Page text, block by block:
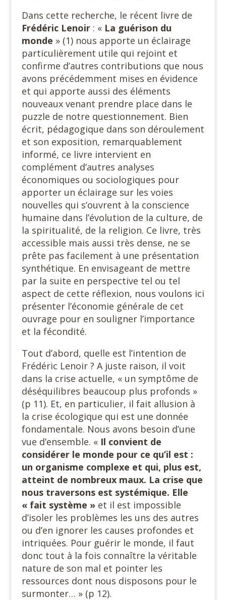
Dans cette recherche, le récent livre de
Frédéric Lenoir : « La guérison du
monde » (1) nous apporte un éclairage
particulièrement utile qui rejoint et
confirme d’autres contributions que nous
avons précédemment mises en évidence
et qui apporte aussi des éléments
nouveaux venant prendre place dans le
puzzle de notre questionnement. Bien
écrit, pédagogique dans son déroulement
et son exposition, remarquablement
informé, ce livre intervient en
complément d’autres analyses
économiques ou sociologiques pour
apporter un éclairage sur les voies
nouvelles qui s’ouvrent à la conscience
humaine dans l’évolution de la culture, de
la spiritualité, de la religion. Ce livre, très
accessible mais aussi très dense, ne se
prête pas facilement à une présentation
synthétique. En envisageant de mettre
par la suite en perspective tel ou tel
aspect de cette réflexion, nous voulons ici
présenter l’économie générale de cet
ouvrage pour en souligner l’importance
et la fécondité.
Tout d’abord, quelle est l’intention de
Frédéric Lenoir ? A juste raison, il voit
dans la crise actuelle, « un symptôme de
déséquilibres beaucoup plus profonds »
(p 11). Et, en particulier, il fait allusion à
la crise écologique qui est une donnée
fondamentale. Nous avons besoin d’une
vue d’ensemble. « Il convient de
considérer le monde pour ce qu’il est :
un organisme complexe et qui, plus est,
atteint de nombreux maux. La crise que
nous traversons est systémique. Elle
« fait système »et il est impossible
d’isoler les problèmes les uns des autres
ou d’en ignorer les causes profondes et
intriquées. Pour guérir le monde, il faut
donc tout à la fois connaître la véritable
nature de son mal et pointer les
ressources dont nous disposons pour le
surmonter… » (p 12).